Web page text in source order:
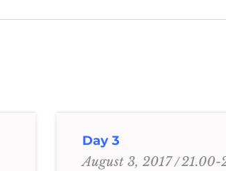
Day 3
August 3, 2017
21.00-